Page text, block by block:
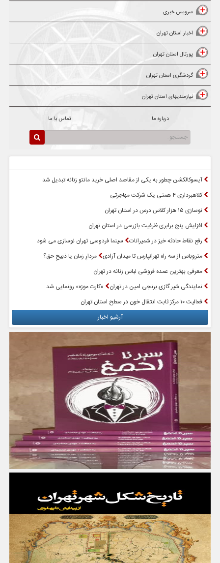
سرویس خبری
اخبار استان تهران
پورتال استان تهران
گردشگری استان تهران
نیازمندیهای استان تهران
درباره ما تماس با ما
آیسوکالکشن چطور به یکی از مقاصد اصلی خرید مانتو زنانه تبدیل شد
کلاهبرداری ۴ همتی یک شرکت مهاجرتی
نوسازی ۱۵ هزار کلاس درس در استان تهران
افزایش پنج برابری ظرفیت بازرسی در استان تهران
رفع نقاط حادثه خیز در شمیرانات
سینما فردوسی تهران نوسازی می شود
متروباس از سه راه تهرانپارس تا میدان آزادی مردارِ زمان یا ذبیحِ حق؟
معرفی بهترین عمده فروشی لباس زنانه در تهران
نمایندگی شیر گازی برنجی امین در تهران
«کارت موزه» رونمایی شد
فعالیت ۱۰ مرکز ثابت انتقال خون در سطح استان تهران
آرشیو اخبار